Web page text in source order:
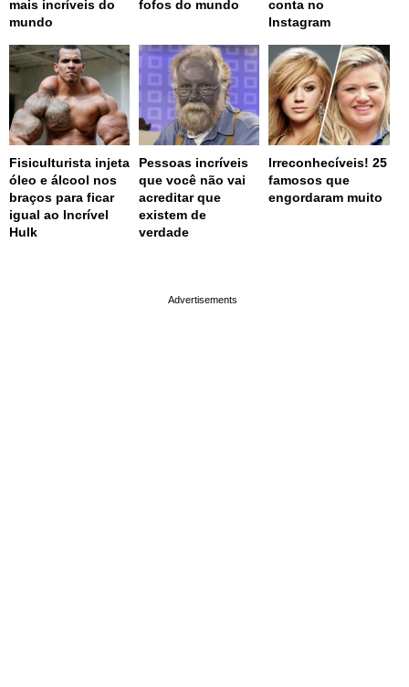
mais incríveis do
mundo
fofos do mundo
conta no
Instagram
Fisiculturista injeta
óleo e álcool nos
braços para ficar
igual ao Incrível
Hulk
Pessoas incríveis
que você não vai
acreditar que
existem de
verdade
Irreconhecíveis! 25
famosos que
engordaram muito